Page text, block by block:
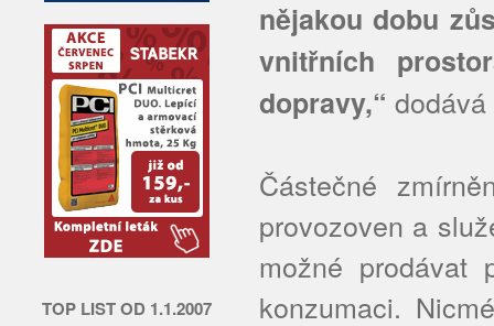
TOP LIST OD 1.1.2007
nějakou dobu
vnitřních
dopravy,“
Částečné
provozoven a
možné prodávat
konzumaci.